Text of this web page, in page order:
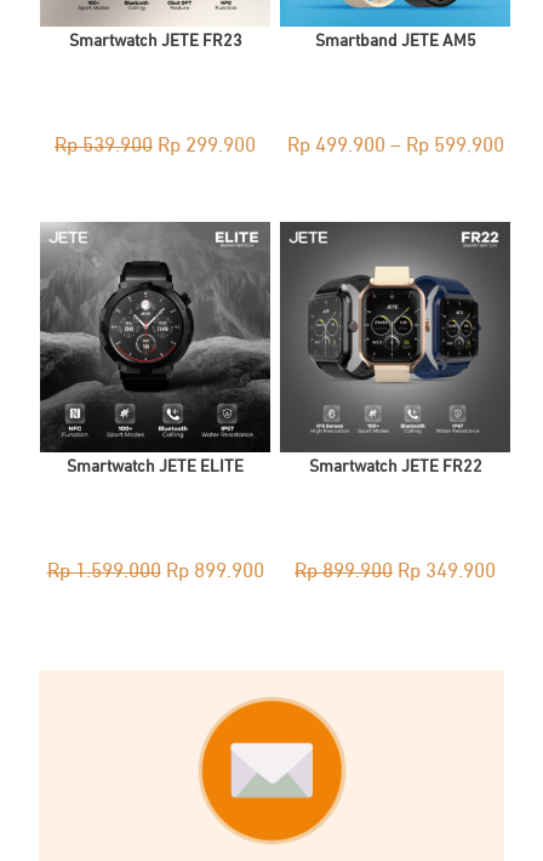
Smartwatch JETE FR23
Rp539.900 Original
was:
Rp 539.900.
Rp 299.900 Current
is:
Smartband JETE AM5
Rp499.900 – Rp599.900
Rp
Smartwatch JETE ELITE
Rp1.599.000 Original
Rp 1.599.000.
Rp899.900Current
Rp 899.900.
Smartwatch JETE FR22
Rp899.900 Original
Rp 349.900